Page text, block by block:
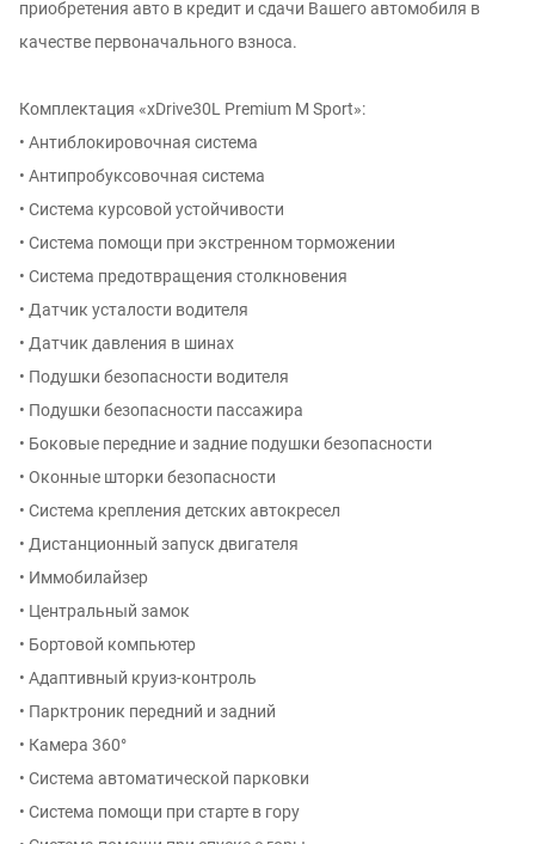
приобретения авто в кредит и сдачи Вашего автомобиля в
качестве первоначального взноса.
Комплектация «xDrive30L Premium M Sport»:
• Антиблокировочная система
• Антипробуксовочная система
• Система курсовой устойчивости
• Система помощи при экстренном торможении
• Система предотвращения столкновения
• Датчик усталости водителя
• Датчик давления в шинах
• Подушки безопасности водителя
• Подушки безопасности пассажира
• Боковые передние и задние подушки безопасности
• Оконные шторки безопасности
• Система крепления детских автокресел
• Дистанционный запуск двигателя
• Иммобилайзер
• Центральный замок
• Бортовой компьютер
• Адаптивный круиз-контроль
• Парктроник передний и задний
• Камера 360°
• Система автоматической парковки
• Система помощи при старте в гору